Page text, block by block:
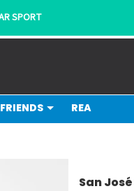
SPORT
REA
San